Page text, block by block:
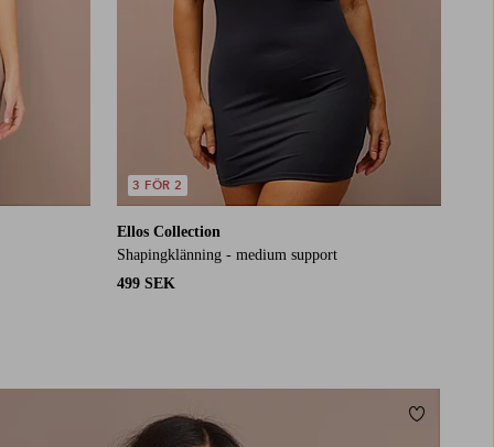
Lägg till i
Ellos Collection
Shapingklänning - medium support
499 SEK
3 FÖR 2